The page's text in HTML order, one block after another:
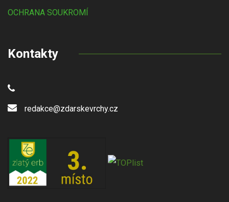
OCHRANA SOUKROMÍ
Kontakty
redakce@zdarskevrchy.cz